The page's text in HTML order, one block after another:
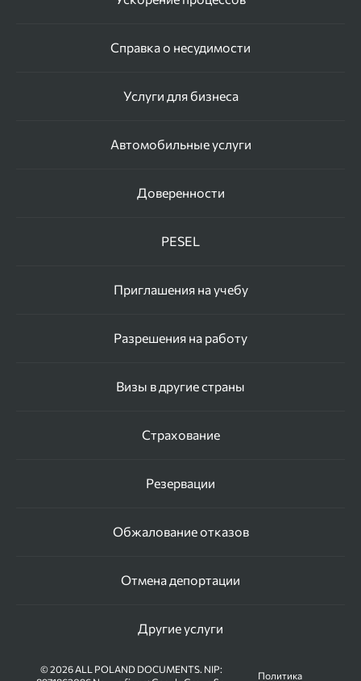
Услуги для бизнеса
PESEL
Визы в другие страны
Обжалование отказов
Автомобильные услуги
Приглашения на учебу
Страхование
Отмена депортации
Справка о несудимости
Доверенности
Разрешения на работу
Резервации
Другие услуги
© 2026 ALL POLAND DOCUMENTS. NIP:
Политика